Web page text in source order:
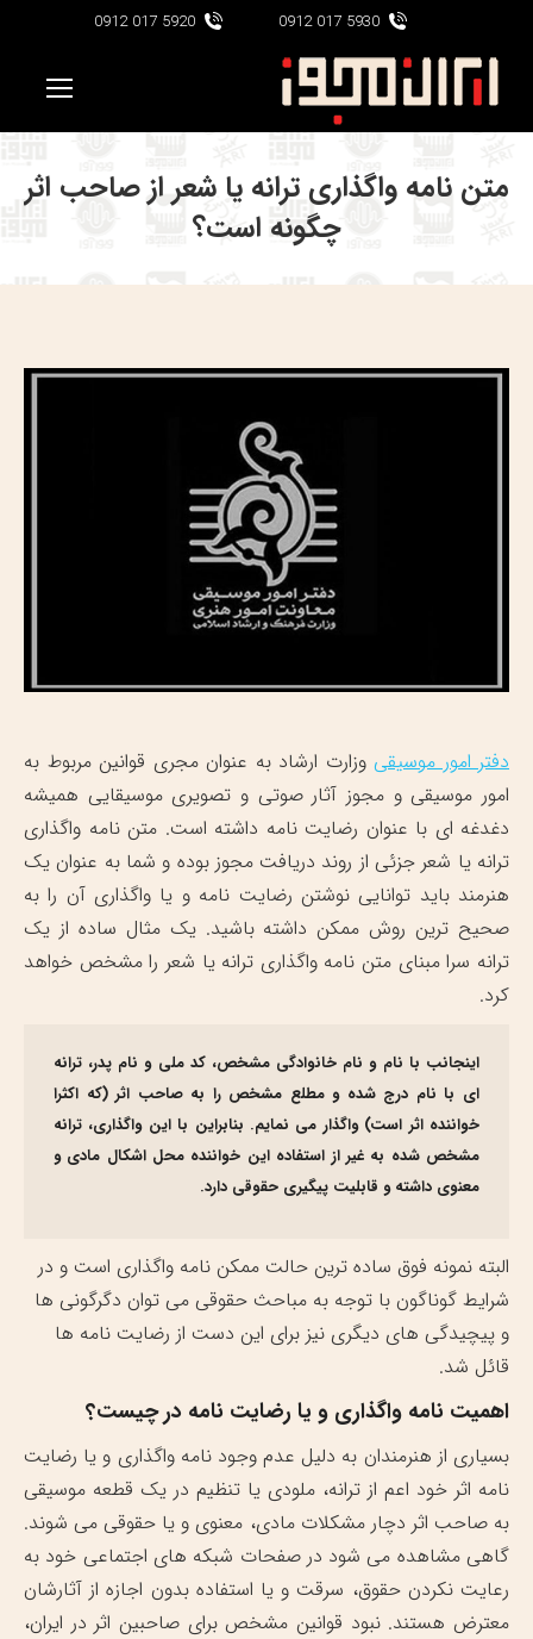
5930 017 0912
5920 017 0912
متن نامه واگذاری ترانه یا شعر از صاحب اثر
چگونه است؟
دفتر امور موسیقی وزارت ارشاد به عنوان مجری قوانین مربوط به
امور موسیقی و مجوز آثار صوتی و تصویری موسیقایی همیشه
دغدغه ای با عنوان رضایت نامه داشته است. متن نامه واگذاری
ترانه یا شعر جزئی از روند دریافت مجوز بوده و شما به عنوان یک
هنرمند باید توانایی نوشتن رضایت نامه و یا واگذاری آن را به
صحیح ترین روش ممکن داشته باشید. یک مثال ساده از یک
ترانه سرا مبنای متن نامه واگذاری ترانه یا شعر را مشخص خواهد
کرد.
اینجانب با نام و نام خانوادگی مشخص، کد ملی و نام پدر، ترانه
ای با نام درج شده و مطلع مشخص را به صاحب اثر (که اکثرا
خواننده اثر است) واگذار می نمایم. بنابراین با این واگذاری، ترانه
مشخص شده به غیر از استفاده این خواننده محل اشکال مادی و
معنوی داشته و قابلیت پیگیری حقوقی دارد.
البته نمونه فوق ساده ترین حالت ممکن نامه واگذاری است و در
شرایط گوناگون با توجه به مباحث حقوقی می توان دگرگونی ها
و پیچیدگی های دیگری نیز برای این دست از رضایت نامه ها
قائل شد.
اهمیت نامه واگذاری و یا رضایت نامه در چیست؟
بسیاری از هنرمندان به دلیل عدم وجود نامه واگذاری و یا رضایت
نامه اثر خود اعم از ترانه، ملودی یا تنظیم در یک قطعه موسیقی
به صاحب اثر دچار مشکلات مادی، معنوی و یا حقوقی می شوند.
گاهی مشاهده می شود در صفحات شبکه های اجتماعی خود به
رعایت نکردن حقوق، سرقت و یا استفاده بدون اجازه از آثارشان
معترض هستند. نبود قوانین مشخص برای صاحبین اثر در ایران،